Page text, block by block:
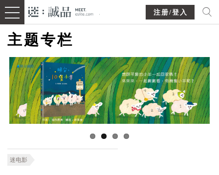
注册/登入
主题专栏
迷电影